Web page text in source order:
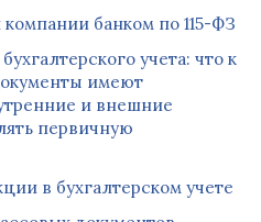
банком по 115-ФЗ
учета: что к
имеют
и внешние
первичную
в бухгалтерском учете